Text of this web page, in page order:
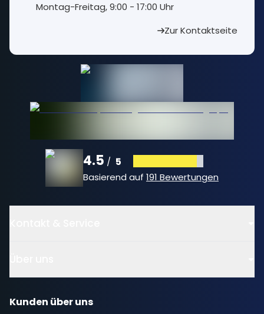
⁠Montag-Freitag, 9:00 - 17:00 Uhr
Zur Kontaktseite
4.5 / 5
Basierend auf 191 Bewertungen
Kunden über uns